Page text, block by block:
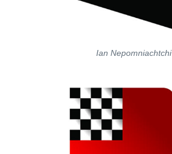
Ian Nepomniachtchi